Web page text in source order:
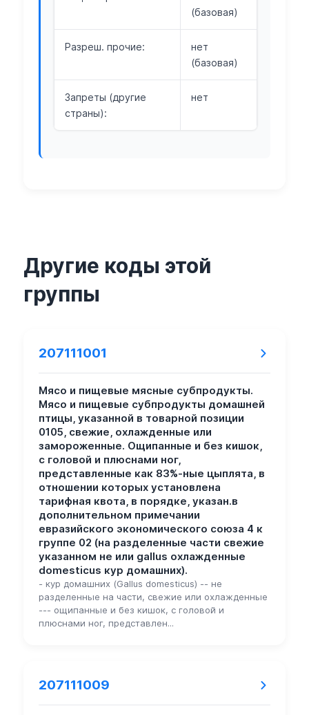
(базовая)
Разреш. прочие:
нет
(базовая)
Запреты (другие
страны):
нет
Другие коды этой
группы
207111001
Мясо и пищевые мясные субпродукты.
Мясо и пищевые субпродукты домашней
птицы, указанной в товарной позиции
0105, свежие, охлажденные или
замороженные. Ощипанные и без кишок,
с головой и плюснами ног,
представленные как 83%-ные цыплята, в
отношении которых установлена
тарифная квота, в порядке, указан.в
дополнительном примечании
евразийского экономического союза 4 к
группе 02 (на разделенные части свежие
указанном не или gallus охлажденные
domesticus кур домашних).
- кур домашних (Gallus domesticus) -- не
разделенные на части, свежие или охлажденные
--- ощипанные и без кишок, с головой и
плюснами ног, представлен...
207111009